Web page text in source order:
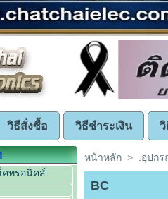
วิธีสั่งซื้อ วิธีชำระเงิน
คทรอนิคส์
หน้าหลัก > .อุปก
BC